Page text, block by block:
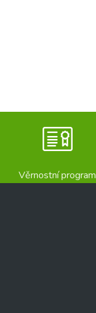
Věrnostní program